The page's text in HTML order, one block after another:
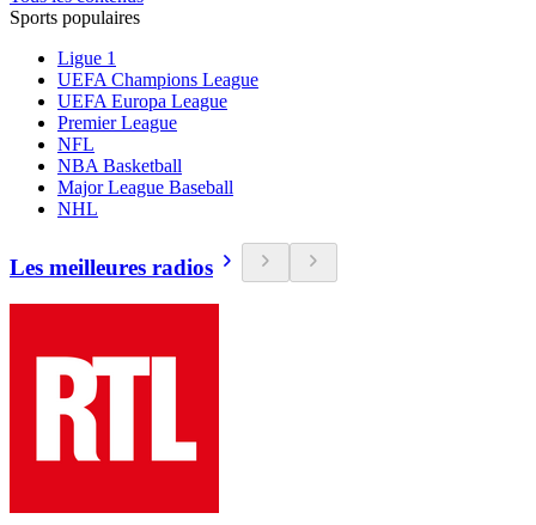
Sports populaires
Ligue 1
UEFA Champions League
UEFA Europa League
Premier League
NFL
NBA Basketball
Major League Baseball
NHL
Les meilleures radios